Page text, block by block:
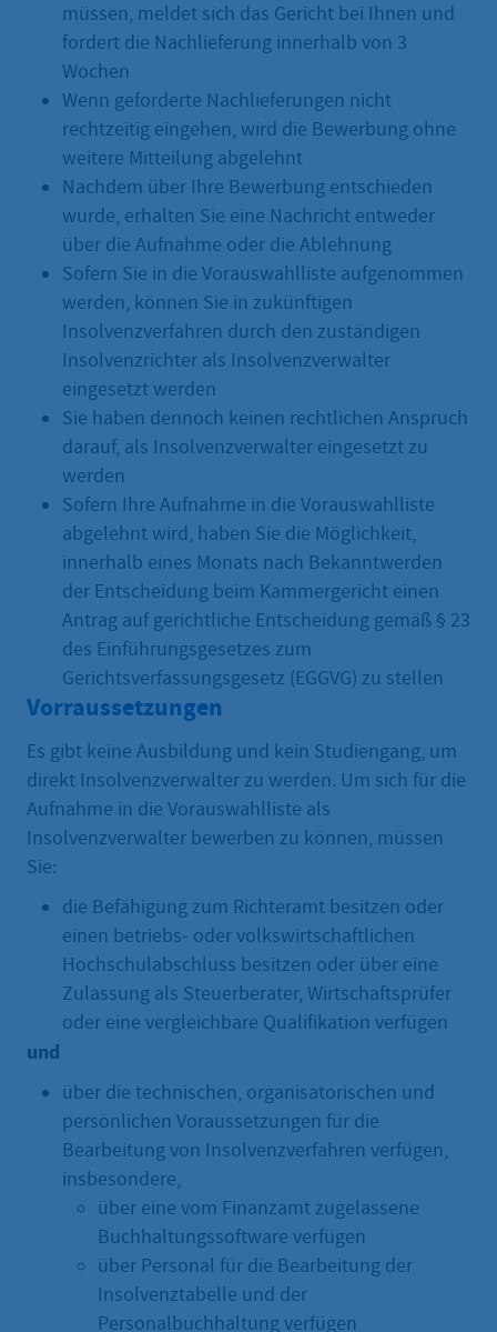
müssen, meldet sich das Gericht bei Ihnen und
fordert die Nachlieferung innerhalb von 3
Wochen
Wenn geforderte Nachlieferungen nicht
rechtzeitig eingehen, wird die Bewerbung ohne
weitere Mitteilung abgelehnt
Nachdem über Ihre Bewerbung entschieden
wurde, erhalten Sie eine Nachricht entweder
über die Aufnahme oder die Ablehnung
Sofern Sie in die Vorauswahlliste aufgenommen
werden, können Sie in zukünftigen
Insolvenzverfahren durch den zuständigen
Insolvenzrichter als Insolvenzverwalter
eingesetzt werden
Sie haben dennoch keinen rechtlichen Anspruch
darauf, als Insolvenzverwalter eingesetzt zu
werden
Sofern Ihre Aufnahme in die Vorauswahlliste
abgelehnt wird, haben Sie die Möglichkeit,
innerhalb eines Monats nach Bekanntwerden
der Entscheidung beim Kammergericht einen
Antrag auf gerichtliche Entscheidung gemäß § 23
des Einführungsgesetzes zum
Gerichtsverfassungsgesetz (EGGVG) zu stellen
Vorraussetzungen
Es gibt keine Ausbildung und kein Studiengang, um
direkt Insolvenzverwalter zu werden. Um sich für die
Aufnahme in die Vorauswahlliste als
Insolvenzverwalter bewerben zu können, müssen
Sie:
die Befähigung zum Richteramt besitzen oder
einen betriebs- oder volkswirtschaftlichen
Hochschulabschluss besitzen oder über eine
Zulassung als Steuerberater, Wirtschaftsprüfer
oder eine vergleichbare Qualifikation verfügen
und
über die technischen, organisatorischen und
persönlichen Voraussetzungen für die
Bearbeitung von Insolvenzverfahren verfügen,
insbesondere,
über eine vom Finanzamt zugelassene
Buchhaltungssoftware verfügen
über Personal für die Bearbeitung der
Insolvenztabelle und der
Personalbuchhaltung verfügen